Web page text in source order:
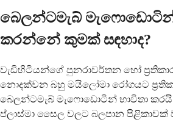
බෙලන්ටමැබ් මැෆොඩොටින්
කරන්නේ කුමක් සඳහාද?
වැඩිහිටියන්ගේ පුනරාවර්තන හෝ ප්‍රතිකාර
නොදක්වන බහු මයිලෝමා රෝගයට
බෙලන්ටමැබ් මැෆොඩොටින් භාවිතා
ප්ලාස්මා සෛල වලට බලපාන පිළිකාවක්